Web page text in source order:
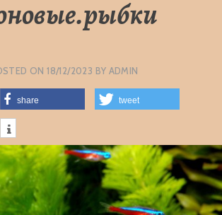
ON18/12/2023 BY ADMIN
share tweet